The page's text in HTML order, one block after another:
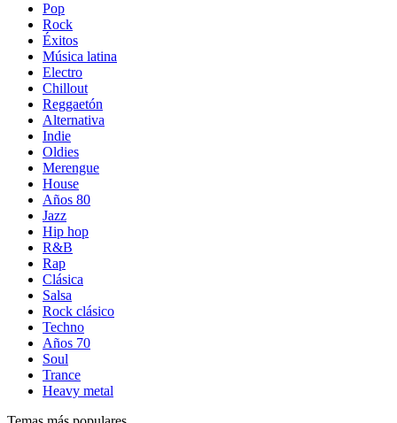
Pop
Rock
Éxitos
Música latina
Electro
Chillout
Reggaetón
Alternativa
Indie
Oldies
Merengue
House
Años 80
Jazz
Hip hop
R&B
Rap
Clásica
Salsa
Rock clásico
Techno
Años 70
Soul
Trance
Heavy metal